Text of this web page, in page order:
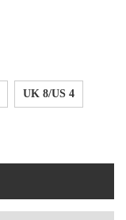
UK 8/US 4